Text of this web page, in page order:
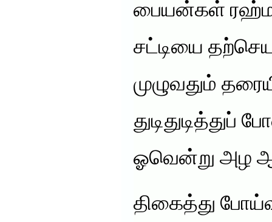
பையன்கள்
சட்டியை
முழுவதும்
ஓவென்று அழ
திகைத்து